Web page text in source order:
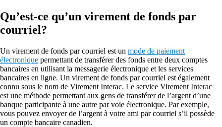
Qu’est-ce qu’un virement de fonds par
courriel?
Un virement de fonds par courriel est un mode de paiement
électronique permettant de transférer des fonds entre deux comptes
bancaires en utilisant la messagerie électronique et les services
bancaires en ligne. Un virement de fonds par courriel est également
connu sous le nom de Virement Interac. Le service Virement Interac
est une méthode permettant aux gens de transférer de l’argent d’une
banque participante à une autre par voie électronique. Par exemple,
vous pouvez envoyer de l’argent à votre ami par courriel s’il possède
un compte bancaire canadien.